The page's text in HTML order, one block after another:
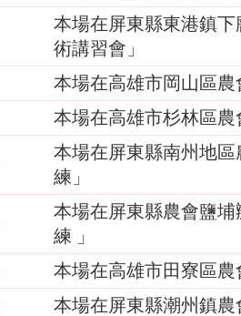
本場在屏東縣東港鎮
術講習會」
本場在高雄市岡山區農
本場在高雄市杉林區農
本場在屏東縣南州地區
練」
本場在屏東縣農會鹽埔
練 」
本場在高雄市田寮區農
本場在屏東縣潮州鎮農